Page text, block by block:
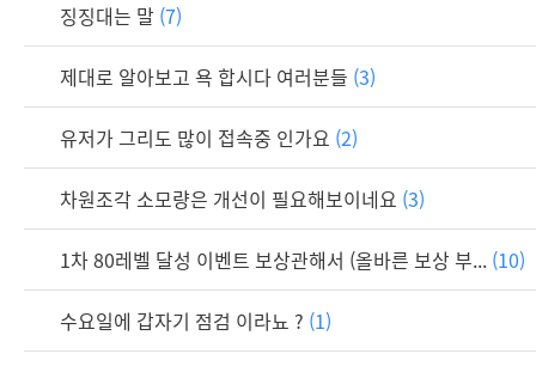
징징대는 말 (7)
제대로 알아보고 욕 합시다 여러분들 (3)
유저가 그리도 많이 접속중 인가요 (2)
차원조각 소모량은 개선이 필요해보이네요 (3)
1차 80레벨 달성 이벤트 보상관해서 (올바른 보상 부... (10)
수요일에 갑자기 점검 이라뇨 ? (1)